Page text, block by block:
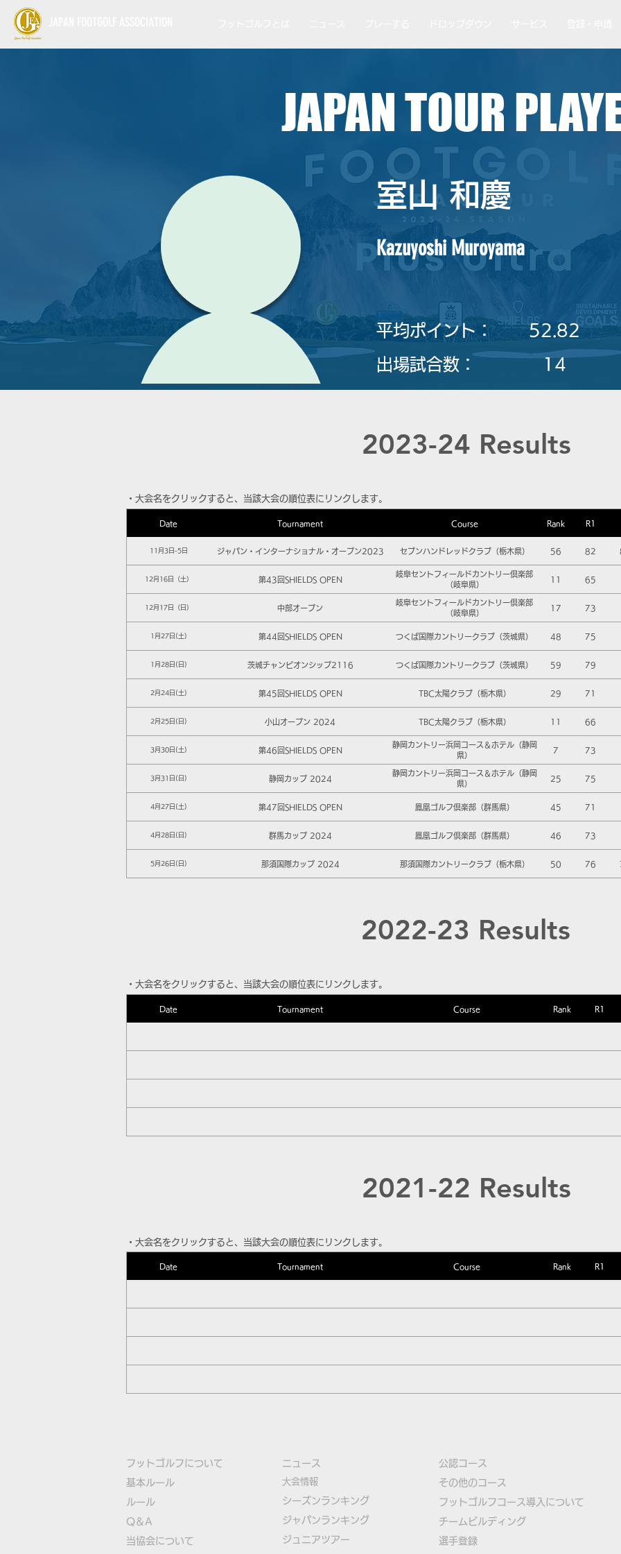
JAPAN TOUR
室山 和慶
Kazuyoshi Muroyama
平均ポイント： 52.82
​出場試合数： 14
2023-24 Results
​・大会名をクリックすると、当該大会の順位表にリンクします。
Date Tournament Course Rank R1
11月3日-5日 ジャパン・インターナショナル・オープン2023 セブンハンドレッドクラブ（栃木県） 56 82
12月16日（土） 第43回SHIELDS OPEN
岐阜セントフィールドカントリー倶楽部
（岐阜県）
11 65
12月17日（日） 中部オープン
岐阜セントフィールドカントリー倶楽部
（岐阜県）
17 73
1月27日(土) 第44回SHIELDS OPEN つくば国際カントリークラブ（茨城県） 48 75
1月28日(日) 茨城チャンピオンシップ2116 つくば国際カントリークラブ（茨城県） 59 79
2月24日(土) 第45回SHIELDS OPEN TBC太陽クラブ（栃木県） 29 71
2月25日(日) 小山オープン 2024 TBC太陽クラブ（栃木県） 11 66
3月30日(土) 第46回SHIELDS OPEN
静岡カントリー浜岡コース＆ホテル（静岡
県）
7 73
3月31日(日) 静岡カップ 2024
静岡カントリー浜岡コース＆ホテル（静岡
県）
25 75
4月27日(土) 第47回SHIELDS OPEN 鳳凰ゴルフ倶楽部（群馬県） 45 71
4月28日(日) 群馬カップ 2024 鳳凰ゴルフ倶楽部（群馬県） 46 73
5月26日(日) 那須国際カップ 2024 那須国際カントリークラブ（栃木県） 50 76
2022-23 Results
​・大会名をクリックすると、当該大会の順位表にリンクします。
Date Tournament Course Rank R1
2021-22 Results
​・大会名をクリックすると、当該大会の順位表にリンクします。
Date Tournament Course Rank R1
フットゴルフについて
基本ルール
ルール
Q＆A
​当協会について
​ニュース
大会情報
シーズンランキング
ジャパンランキング
ジュニアツアー
公認コース
​その他のコース
​ フットゴルフコース導入について
​チームビルディング
選手登録​